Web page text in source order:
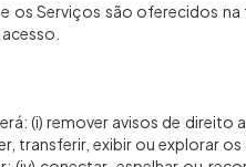
os Serviços são oferecidos
(i) remover avisos de
transferir, exibir ou explorar